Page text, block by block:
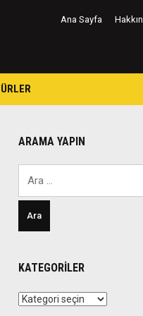
Ana Sayfa
ARAMA YAPIN
KATEGORILER
Kategoriler